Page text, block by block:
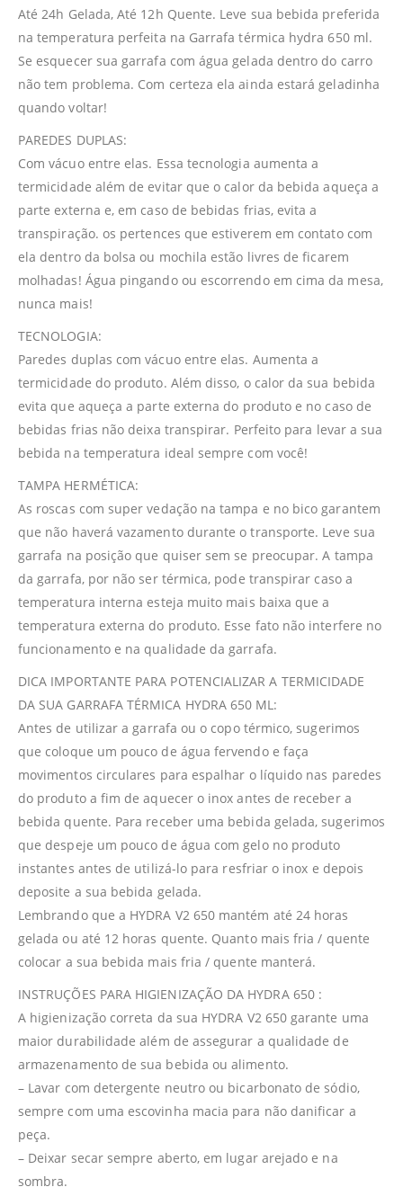
Até 24h Gelada, Até 12h Quente. Leve sua bebida preferida
na temperatura perfeita na Garrafa térmica hydra 650 ml.
Se esquecer sua garrafa com água gelada dentro do carro
não tem problema. Com certeza ela ainda estará geladinha
quando voltar!
PAREDES DUPLAS:
Com vácuo entre elas. Essa tecnologia aumenta a
termicidade além de evitar que o calor da bebida aqueça a
parte externa e, em caso de bebidas frias, evita a
transpiração. os pertences que estiverem em contato com
ela dentro da bolsa ou mochila estão livres de ficarem
molhadas! Água pingando ou escorrendo em cima da mesa,
nunca mais!
TECNOLOGIA:
Paredes duplas com vácuo entre elas. Aumenta a
termicidade do produto. Além disso, o calor da sua bebida
evita que aqueça a parte externa do produto e no caso de
bebidas frias não deixa transpirar. Perfeito para levar a sua
bebida na temperatura ideal sempre com você!
TAMPA HERMÉTICA:
As roscas com super vedação na tampa e no bico garantem
que não haverá vazamento durante o transporte. Leve sua
garrafa na posição que quiser sem se preocupar. A tampa
da garrafa, por não ser térmica, pode transpirar caso a
temperatura interna esteja muito mais baixa que a
temperatura externa do produto. Esse fato não interfere no
funcionamento e na qualidade da garrafa.
DICA IMPORTANTE PARA POTENCIALIZAR A TERMICIDADE
DA SUA GARRAFA TÉRMICA HYDRA 650 ML:
Antes de utilizar a garrafa ou o copo térmico, sugerimos
que coloque um pouco de água fervendo e faça
movimentos circulares para espalhar o líquido nas paredes
do produto a fim de aquecer o inox antes de receber a
bebida quente. Para receber uma bebida gelada, sugerimos
que despeje um pouco de água com gelo no produto
instantes antes de utilizá-lo para resfriar o inox e depois
deposite a sua bebida gelada.
Lembrando que a HYDRA V2 650 mantém até 24 horas
gelada ou até 12 horas quente. Quanto mais fria / quente
colocar a sua bebida mais fria / quente manterá.
INSTRUÇÕES PARA HIGIENIZAÇÃO DA HYDRA 650 :
A higienização correta da sua HYDRA V2 650 garante uma
maior durabilidade além de assegurar a qualidade de
armazenamento de sua bebida ou alimento.
– Lavar com detergente neutro ou bicarbonato de sódio,
sempre com uma escovinha macia para não danificar a
peça.
– Deixar secar sempre aberto, em lugar arejado e na
sombra.